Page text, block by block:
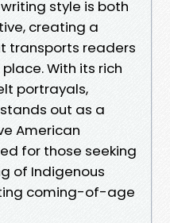
style is both
creating a
transports readers
With its rich
portrayals,
out as a
American
for those seeking
of Indigenous
coming-of-age